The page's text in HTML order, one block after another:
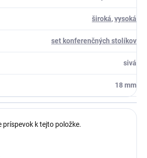
široká,vysoká
set konferenčných stolíkov
sivá
18 mm
príspevok k tejto položke.